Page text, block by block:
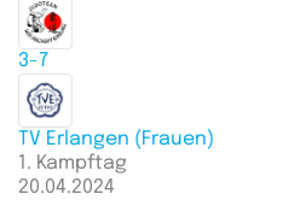
3-7
TV Erlangen (Frauen)
1. Kampftag
20.04.2024